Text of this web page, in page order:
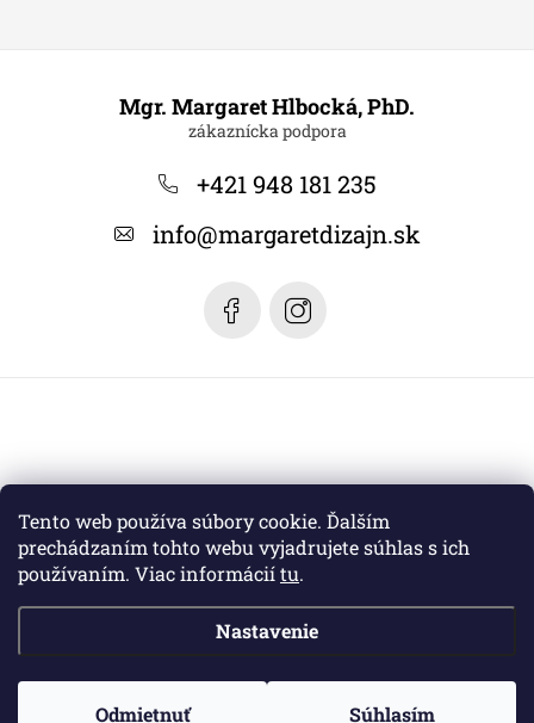
Tento web používa súbory cookie. Ďalším
prechádzaním tohto webu vyjadrujete súhlas s ich
používaním. Viac informáciítu.
Nastavenie
Odmietnuť Súhlasím
Mgr. Margaret Hlbocká, PhD.
+421 948 181 235
info@margaretdizajn.sk
Copyright 2026Margaret dizajn. Všetky práva vyhradené.